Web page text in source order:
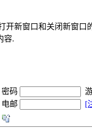
开新窗口和关闭新窗口
容.
密码
电邮 [